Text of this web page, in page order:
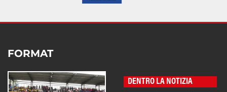
FORMAT
DENTRO LA NOTIZIA